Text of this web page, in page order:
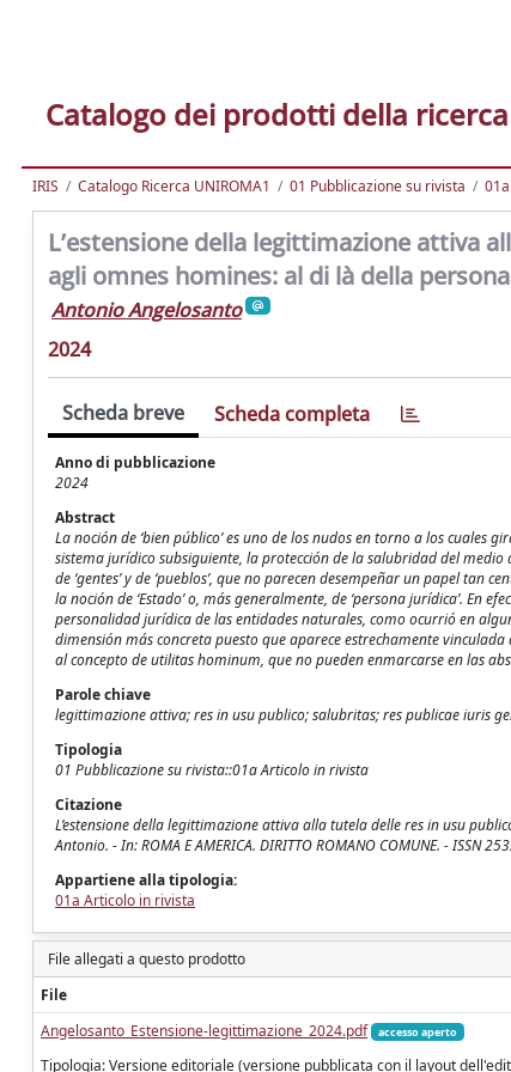
Catalogo dei prodotti della ricerca
IRIS Catalogo Ricerca UNIROMA1 01 Pubblicazione su rivista
L’estensione della legittimazione attiva
agli omnes homines: al di là della
Antonio Angelosanto
2024
Scheda breve Scheda completa
Anno di pubblicazione
2024
Abstract
La noción de ‘bien público’ es uno de los nudos en torno a los
sistema jurídico subsiguiente, la protección de la salubridad del
de ‘gentes’ y de ‘pueblos’, que no parecen desempeñar un papel
la noción de ‘Estado’ o, más generalmente, de ‘persona jurídica’. En
personalidad jurídica de las entidades naturales, como ocurrió en
dimensión más concreta puesto que aparece estrechamente
al concepto de utilitas hominum, que no pueden enmarcarse en las
Parole chiave
legittimazione attiva; res in usu publico; salubritas; res publicae iuris
Tipologia
01 Pubblicazione su rivista::01a Articolo in rivista
Citazione
L’estensione della legittimazione attiva alla tutela delle res in usu
Antonio. - In: ROMA E AMERICA. DIRITTO ROMANO COMUNE. - ISSN
Appartiene alla tipologia:
01a Articolo in rivista
File allegati a questo prodotto
File
Angelosanto_Estensione-legittimazione_2024.pdf
accesso aperto
Tipologia: Versione editoriale (versione pubblicata con il layout